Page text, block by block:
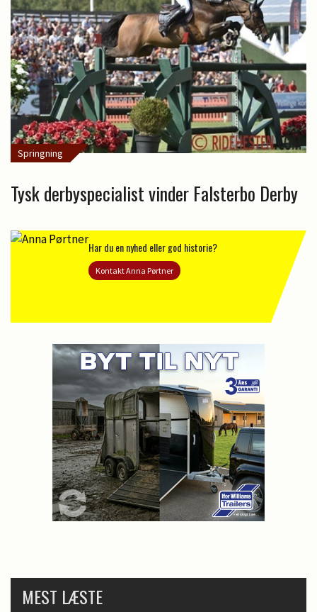
Springning
Tysk derbyspecialist vinder Falsterbo Derby
Har du en nyhed eller god historie?
Kontakt Anna Pørtner
MEST LÆSTE